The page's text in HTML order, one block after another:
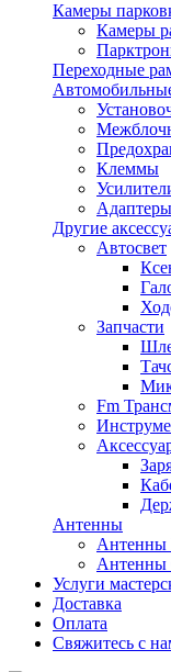
Камеры
Камеры
Переходные
Клеммы
Другие
Автосвет
Запчасти
Fm
Антенны
Антенны
Услуги
Доставка
Оплата
Свяжитесь с